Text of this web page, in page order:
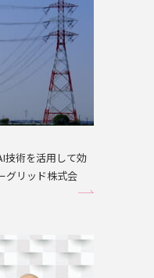
技術を活用して効
グリッド株式会